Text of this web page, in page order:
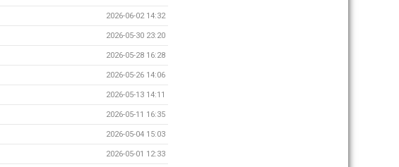
2026-06-02 14:32
2026-05-30 23:20
2026-05-28 16:28
2026-05-26 14:06
2026-05-13 14:11
2026-05-11 16:35
2026-05-04 15:03
2026-05-01 12:33